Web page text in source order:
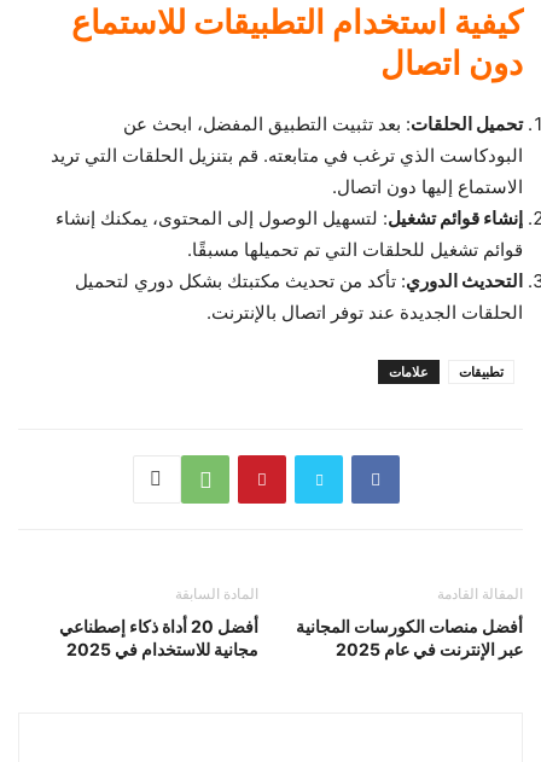
كيفية استخدام التطبيقات للاستماع
دون اتصال
تحميل الحلقات: بعد تثبيت التطبيق المفضل، ابحث عن
البودكاست الذي ترغب في متابعته. قم بتنزيل الحلقات التي تريد
الاستماع إليها دون اتصال.
إنشاء قوائم تشغيل: لتسهيل الوصول إلى المحتوى، يمكنك إنشاء
قوائم تشغيل للحلقات التي تم تحميلها مسبقًا.
التحديث الدوري: تأكد من تحديث مكتبتك بشكل دوري لتحميل
الحلقات الجديدة عند توفر اتصال بالإنترنت.
علامات تطبيقات
المادة السابقة
أفضل 20 أداة ذكاء إصطناعي
مجانية للاستخدام في 2025
المقالة القادمة
أفضل منصات الكورسات المجانية
عبر الإنترنت في عام 2025